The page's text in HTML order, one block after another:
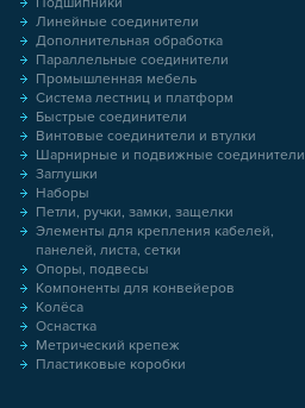
Линейные соединители
Дополнительная обработка
Параллельные соединители
Промышленная мебель
Система лестниц и платформ
Быстрые соединители
Винтовые соединители и втулки
Шарнирные и подвижные соединители
Заглушки
Наборы
Петли, ручки, замки, защелки
Элементы для крепления кабелей,
панелей, листа, сетки
Опоры, подвесы
Компоненты для конвейеров
Колёса
Оснастка
Метрический крепеж
Пластиковые коробки